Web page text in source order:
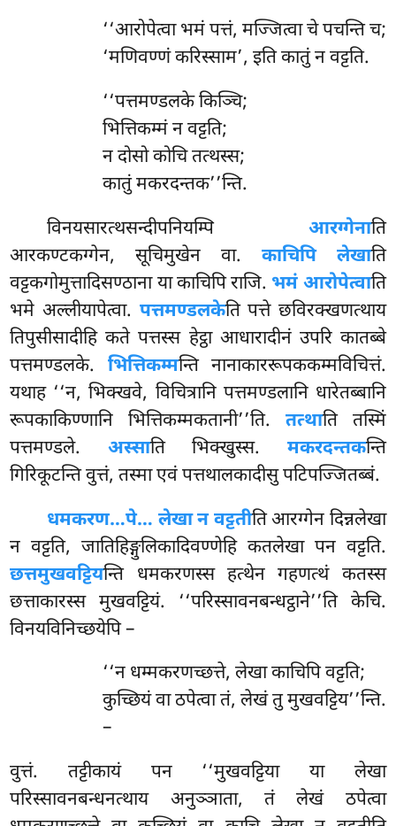
‘‘आरोपेत्वा भमं पत्तं, मज्जित्वा चे पचन्ति च;
‘मणिवण्णं करिस्साम’, इति कातुं न वट्टति.
‘‘पत्तमण्डलके किञ्चि;
भित्तिकम्मं न वट्टति;
न दोसो कोचि तत्थस्स;
कातुं मकरदन्तक’’न्ति.
विनयसारत्थसन्दीपनियम्पि आरग्गेनाति
आरकण्टकग्गेन, सूचिमुखेन वा. काचिपि लेखाति
वट्टकगोमुत्तादिसण्ठाना या काचिपि राजि. भमं आरोपेत्वाति
भमे अल्लीयापेत्वा. पत्तमण्डलकेति पत्ते छविरक्खणत्थाय
तिपुसीसादीहि कते पत्तस्स हेट्ठा आधारादीनं उपरि कातब्बे
पत्तमण्डलके. भित्तिकम्मन्ति नानाकाररूपककम्मविचित्तं.
यथाह ‘‘न, भिक्खवे, विचित्रानि पत्तमण्डलानि धारेतब्बानि
रूपकाकिण्णानि भित्तिकम्मकतानी’’ति. तत्थाति तस्मिं
पत्तमण्डले. अस्साति भिक्खुस्स. मकरदन्तकन्ति
गिरिकूटन्ति वुत्तं, तस्मा एवं पत्तथालकादीसु पटिपज्जितब्बं.
धमकरण…पे… लेखा न वट्टतीति आरग्गेन दिन्नलेखा
न वट्टति, जातिहिङ्गुलिकादिवण्णेहि कतलेखा पन वट्टति.
छत्तमुखवट्टियन्ति धमकरणस्स हत्थेन गहणत्थं कतस्स
छत्ताकारस्स मुखवट्टियं. ‘‘परिस्सावनबन्धट्ठाने’’ति केचि.
विनयविनिच्छयेपि –
‘‘न धम्मकरणच्छत्ते, लेखा काचिपि वट्टति;
कुच्छियं वा ठपेत्वा तं, लेखं तु मुखवट्टिय’’न्ति.
–
वुत्तं. तट्टीकायं पन ‘‘मुखवट्टिया या लेखा
परिस्सावनबन्धनत्थाय अनुञ्ञाता, तं लेखं ठपेत्वा